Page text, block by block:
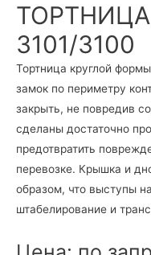
3101/3100
Тортница круглой
замок по периметру
закрыть, не повредив
сделаны достаточно
предотвратить
перевозке. Крышка и
образом, что выступы
штабелирование и